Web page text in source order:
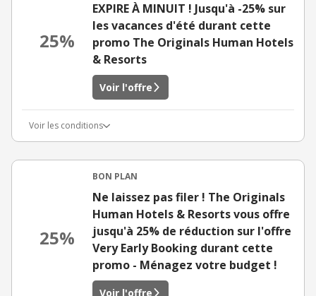
25%
EXPIRE À MINUIT ! Jusqu'à -25% sur
les vacances d'été durant cette
promo The Originals Human Hotels
& Resorts
Voir l'offre
Voir les conditions
25%
BON PLAN
Ne laissez pas filer ! The Originals
Human Hotels & Resorts vous offre
jusqu'à 25% de réduction sur l'offre
Very Early Booking durant cette
promo - Ménagez votre budget !
Voir l'offre